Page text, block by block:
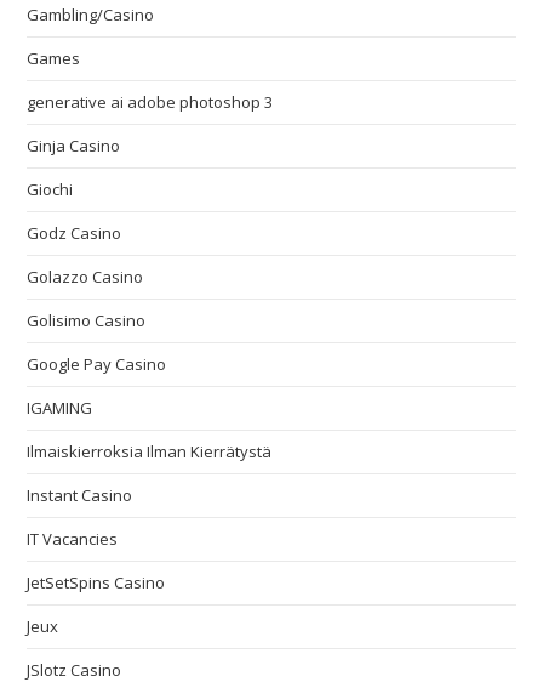
Gambling/Casino
Games
generative ai adobe photoshop 3
Ginja Casino
Giochi
Godz Casino
Golazzo Casino
Golisimo Casino
Google Pay Casino
IGAMING
Ilmaiskierroksia Ilman Kierrätystä
Instant Casino
IT Vacancies
JetSetSpins Casino
Jeux
JSlotz Casino